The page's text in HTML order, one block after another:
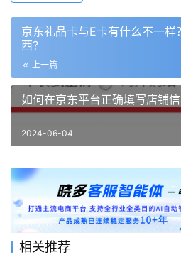
京东礼品卡与E卡有什么不一
西？
上一篇
如何在京东平台正确填写店铺
2024-06-04
相关推荐